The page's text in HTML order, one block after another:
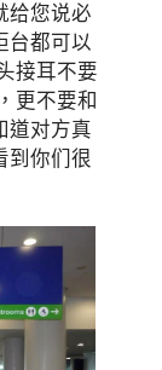
给您说必
台都可以
接耳不要
更不要和
道对方真
到你们很